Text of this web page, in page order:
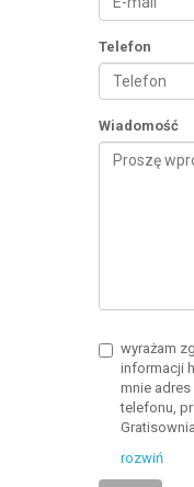
Telefon
Wiadomość
wyrażam
informacji
mnie
telefonu,
rozwiń